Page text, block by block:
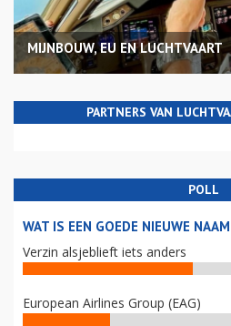
MIJNBOUW, EU EN LUCHTVAART
PARTNERS VAN
POLL
WAT IS EEN GOEDE NIEUWE
Verzin alsjeblieft iets anders
European Airlines Group (EAG)